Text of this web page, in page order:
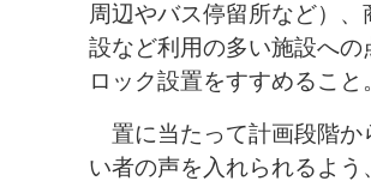
周辺やバス停留所など）、
設など利 用の多い施設への
ロック設置をすすめること
置に当たって計画段階か
い者の声を入れられるよう